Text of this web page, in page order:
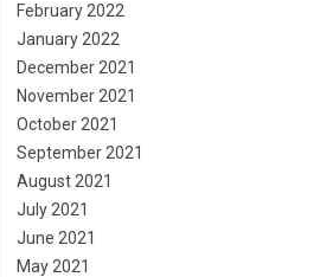
February 2022
January 2022
December 2021
November 2021
October 2021
September 2021
August 2021
July 2021
June 2021
May 2021